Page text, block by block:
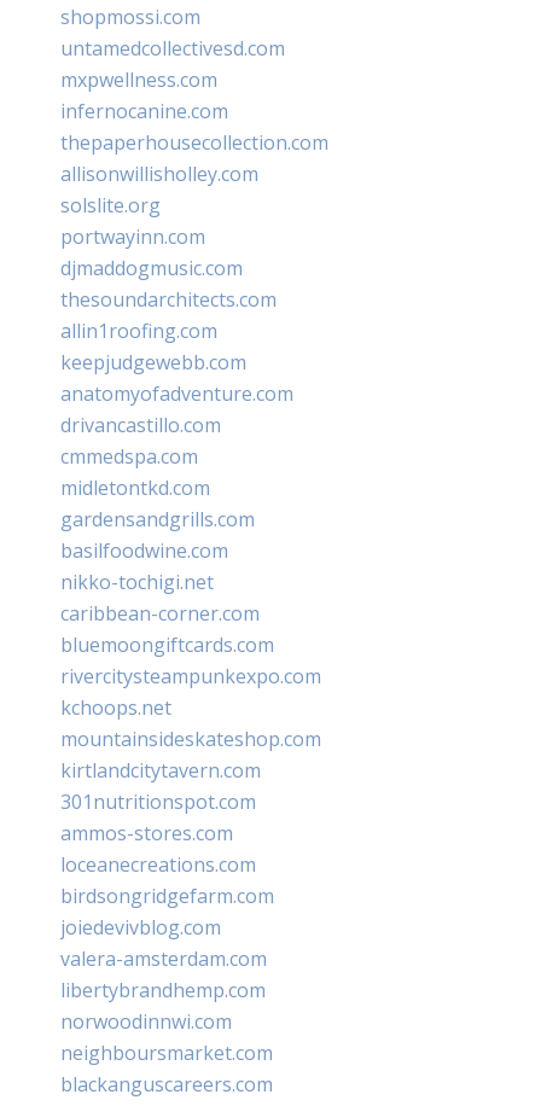
shopmossi.com
untamedcollectivesd.com
mxpwellness.com
infernocanine.com
thepaperhousecollection.com
allisonwillisholley.com
solslite.org
portwayinn.com
djmaddogmusic.com
thesoundarchitects.com
allin1roofing.com
keepjudgewebb.com
anatomyofadventure.com
drivancastillo.com
cmmedspa.com
midletontkd.com
gardensandgrills.com
basilfoodwine.com
nikko-tochigi.net
caribbean-corner.com
bluemoongiftcards.com
rivercitysteampunkexpo.com
kchoops.net
mountainsideskateshop.com
kirtlandcitytavern.com
301nutritionspot.com
ammos-stores.com
loceanecreations.com
birdsongridgefarm.com
joiedevivblog.com
valera-amsterdam.com
libertybrandhemp.com
norwoodinnwi.com
neighboursmarket.com
blackanguscareers.com